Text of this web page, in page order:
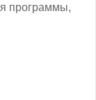
программы,